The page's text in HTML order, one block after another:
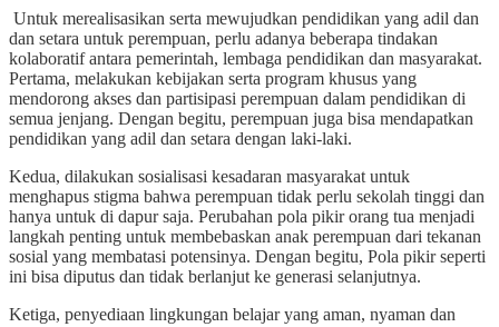
Untuk merealisasikan serta mewujudkan pendidikan yang adil dan
dan setara untuk perempuan, perlu adanya beberapa tindakan
kolaboratif antara pemerintah, lembaga pendidikan dan masyarakat.
Pertama, melakukan kebijakan serta program khusus yang
mendorong akses dan partisipasi perempuan dalam pendidikan di
semua jenjang. Dengan begitu, perempuan juga bisa mendapatkan
pendidikan yang adil dan setara dengan laki-laki.
Kedua, dilakukan sosialisasi kesadaran masyarakat untuk
menghapus stigma bahwa perempuan tidak perlu sekolah tinggi dan
hanya untuk di dapur saja. Perubahan pola pikir orang tua menjadi
langkah penting untuk membebaskan anak perempuan dari tekanan
sosial yang membatasi potensinya. Dengan begitu, Pola pikir seperti
ini bisa diputus dan tidak berlanjut ke generasi selanjutnya.
Ketiga, penyediaan lingkungan belajar yang aman, nyaman dan